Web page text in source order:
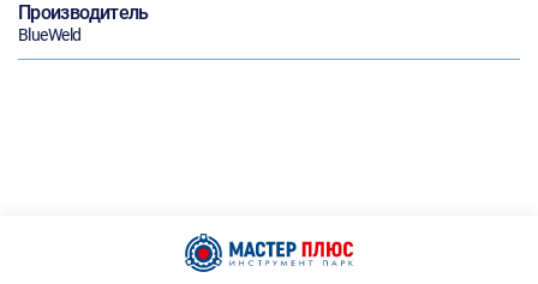
Производитель
BlueWeld